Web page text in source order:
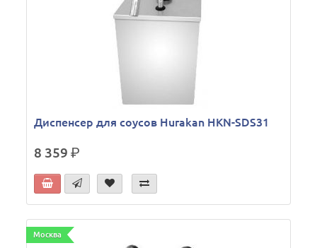
Диспенсер для соусов Hurakan HKN-SDS31
8 359р.
Москва